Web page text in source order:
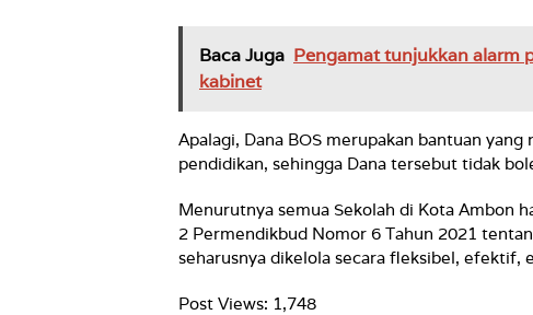
Baca Juga Pengamat tunjukkan alarm
kabinet
Apalagi, Dana BOS merupakan bantuan
pendidikan, sehingga Dana tersebut tidak
Menurutnya semua Sekolah di Kota Ambon
2 Permendikbud Nomor 6 Tahun 2021
seharusnya dikelola secara fleksibel, efektif,
Post Views: 1,748